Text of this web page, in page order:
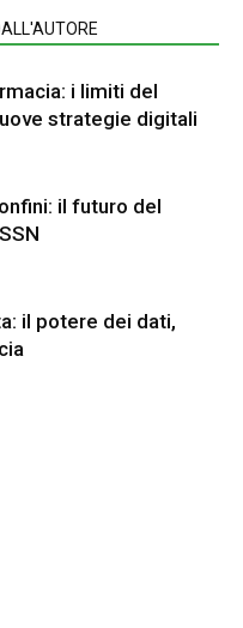
i limiti del
strategie digitali
il futuro del
il potere dei dati,